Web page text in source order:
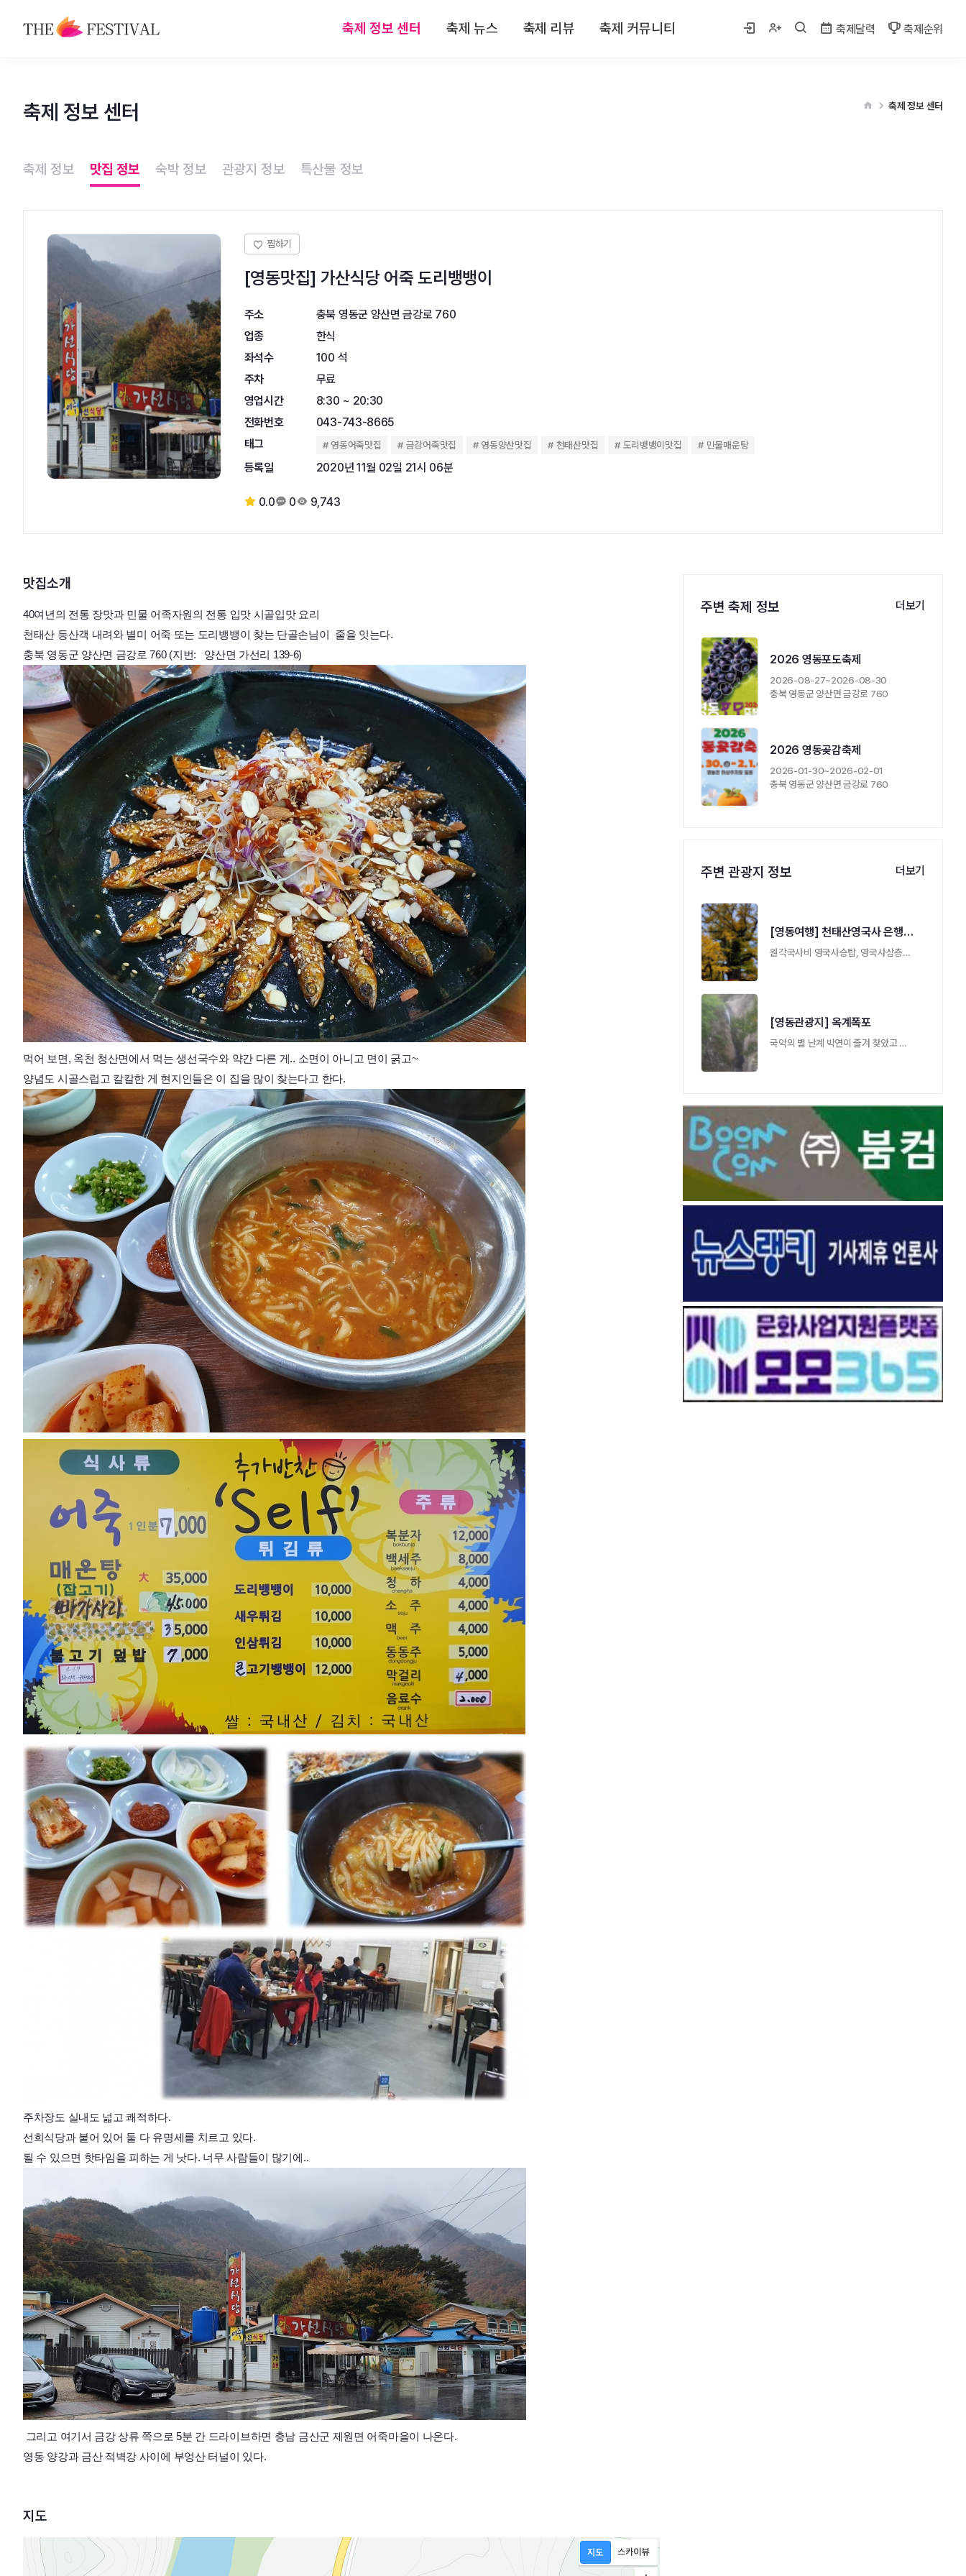
축제 정보 센터 축제 뉴스 축제 리뷰 축제 커뮤니티 축제달력 축제순위
관광지 정보
축제 정보 센터 축제 정보 센터
축제 정보 맛집 정보 숙박 정보 관광지 정보 특산물 정보
[영동맛집] 가산식당 어죽 도리뱅뱅이
주소
충북 영동군 양산면 금강로 760
업종
한식
좌석수
100 석
주차
무료
영업시간
8:30 ~ 20:30
전화번호
043-743-8665
태그
영동어죽맛집 금강어죽맛집 영동양산맛집 천태산맛집 도리뱅뱅이맛집 민물매운탕
등록일 2020년 11월 02일 21시 06분
0.0 0 9,743
맛집소개
40여년의 전통 장맛과 민물 어족자원의 전통 입맛 시골입맛 요리
천태산 등산객 내려와 별미 어죽 또는 도리뱅뱅이 찾는 단골손님이 줄을 잇는다.
충북 영동군 양산면 금강로 760 (지번: 양산면 가선리 139-6)
먹어 보면, 옥천 청산면에서 먹는 생선국수와 약간다른 게.. 소면이 아니고 면이 굵고~
양념도 시골스럽고 칼칼한 게 현지인들은 이 집을 많이 찾는다고 한다.
주차장도 실내도 넓고 쾌적하다.
선희식당과 붙어 있어 둘 다 유명세를 치르고 있다.
될 수 있으면 핫타임을 피하는 게 낫다. 너무 사람들이 많기에..
그리고 여기서 금강 상류 쪽으로 5분 간 드라이브하면 충남 금산군 제원면 어죽마을이 나온다.
영동 양강과 금산 적벽강 사이에 부엉산 터널이 있다.
지도
주변 축제 정보 더보기
2026 영동포도축제
2026-08-27~2026-08-30
충북 영동군 양산면 금강로 760
2026 영동곶감축제
2026-01-30~2026-02-01
충북 영동군 양산면 금강로 760
주변 관광지 정보 더보기
[영동여행] 천태산영국사 은행나무
원각국사비 영국사승탑, 영국사삼층석탑 망 …
[영동관광지] 옥계폭포
국악의 별 난계 박연이 즐겨 찾았고 시인묵객 …